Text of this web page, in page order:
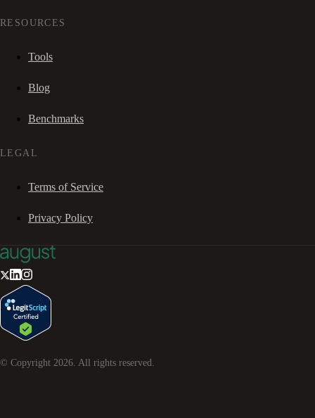
RESOURCES
Tools
Blog
Benchmarks
LEGAL
Terms of Service
Privacy Policy
© Copyright 2026 . All rights reserved.